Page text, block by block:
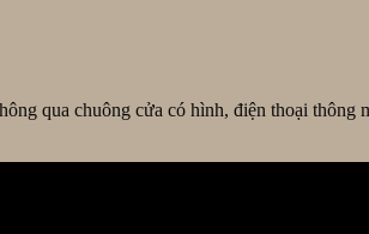
qua chuông cửa có hình, điện thoại